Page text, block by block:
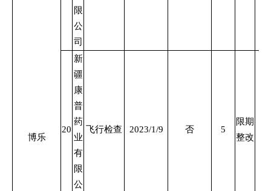
博乐
限
公
司
20
新
疆
康
普
药
业
有
限
公
飞行检查 2023/1/9 否 5
限期
整改